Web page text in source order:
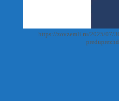
https://zovzemli.ru/2025/07/